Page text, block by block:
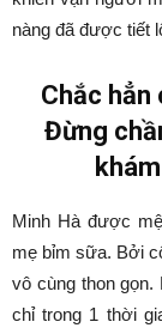
nàng đã được tiết
Chắc hẳn
Đừng
Minh Hà được
mẹ bỉm sữa. Bởi
vô cùng thon
chỉ trong 1 thời